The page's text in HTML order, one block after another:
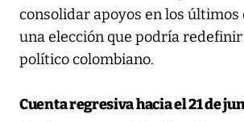
consolidar apoyos en los últimos
una elección que podría
político colombiano.
Cuenta regresiva hacia el 21 de